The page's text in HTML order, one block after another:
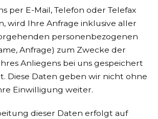
per E-Mail, Telefon oder Telefax
wird Ihre Anfrage inklusive aller
personenbezogenen
Anfrage) zum Zwecke der
Anliegens bei uns gespeichert
Diese Daten geben wir nicht ohne
Einwilligung weiter.
dieser Daten erfolgt auf